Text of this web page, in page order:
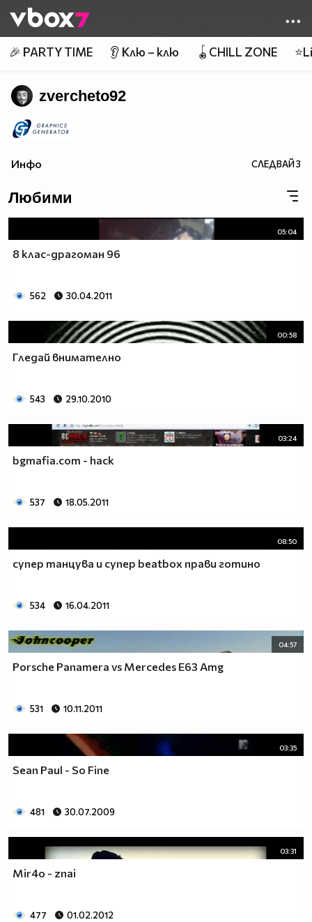
👾
🎉 PARTY TIME 👂 Клю – клю 🪀CHILL ZONE
zvercheto92
Инфо СЛЕДВАЙ3
Любими
05:04
8 клас-драгоман 96
562 30.04.2011
00:58
Гледай внимателно
543 29.10.2010
03:24
bgmafia.com - hack
537 18.05.2011
08:50
супер танцува и супер beatbox прави готино
534 16.04.2011
04:57
Porsche Panamera vs Mercedes E63 Amg
531 10.11.2011
03:35
Sean Paul - So Fine
481 30.07.2009
03:31
Mir4o - znai
477 01.02.2012